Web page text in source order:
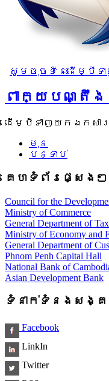
សូមចុចទីនេះដើម្បីទ
ពាក្យបណ្តឹ
ដើម្បីទាញយកឯកសារ
មុន
បន្ទាប់
គេហទំព័រផ្សេងៗ
Council for the
Ministry of Commerce
General Department of
Ministry of Economy and
General Department of
Phnom Penh Capital Hall
National Bank of
Asian Development Bank
ទំនាក់ទំនងសង្
Facebook
LinkIn
Twitter